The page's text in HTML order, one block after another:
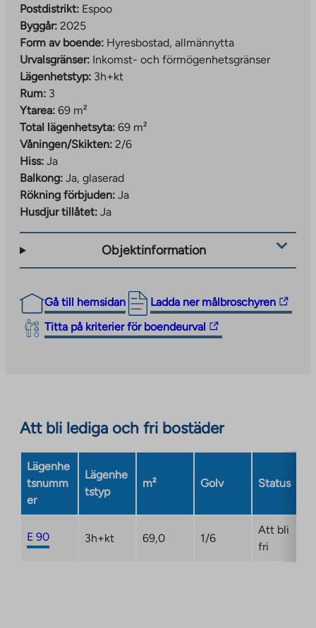
Postdistrikt: Espoo
Byggår: 2025
Form av boende: Hyresbostad, allmännytta
Urvalsgränser: Inkomst- och förmögenhetsgränser
Lägenhetstyp: 3h+kt
Rum: 3
Ytarea: 69 m²
Total lägenhetsyta: 69 m²
Våningen/Skikten: 2/6
Hiss: Ja
Balkong: Ja, glaserad
Rökning förbjuden: Ja
Husdjur tillåtet: Ja
Objektinformation
Gå till hemsidan Ladda ner målbroschyren
The
link
takes
site.
Link
opens
a
Titta på kriterier för boendeurval
The
link
external
Link
opens
a
new
tab
Att bli lediga och fri bostäder
Lägenhe
tsnumm
er
Lägenhe
tstyp
m² Golv Status
E 90 3h+kt 69,0 1/6
Att bli
fri